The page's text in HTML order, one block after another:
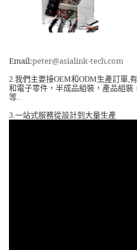
Email:peter@asialink-tech.com
2. 我們主要接OEM和ODM生產訂單
和電子零件，半成品組裝，產品組
等
3. 一站式服務從設計到大量生產